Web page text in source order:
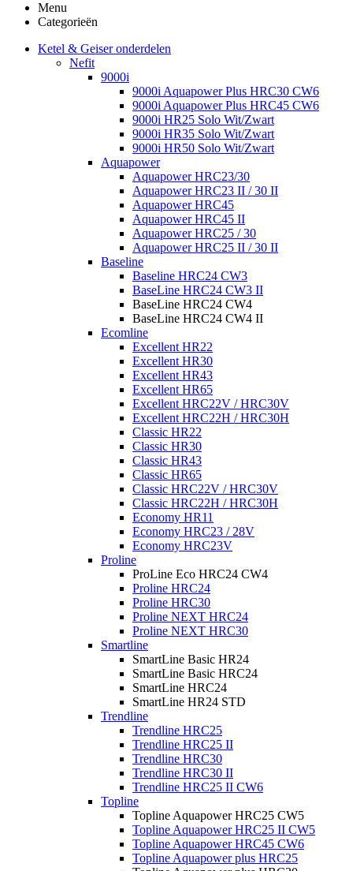
Menu
Categorieën
Ketel & Geiser onderdelen
Nefit
9000i
9000i Aquapower Plus HRC30 CW6
9000i Aquapower Plus HRC45 CW6
9000i HR25 Solo Wit/Zwart
9000i HR35 Solo Wit/Zwart
9000i HR50 Solo Wit/Zwart
Aquapower
Aquapower HRC23/30
Aquapower HRC23 II / 30 II
Aquapower HRC45
Aquapower HRC45 II
Aquapower HRC25 / 30
Aquapower HRC25 II / 30 II
Baseline
Baseline HRC24 CW3
BaseLine HRC24 CW3 II
BaseLine HRC24 CW4
BaseLine HRC24 CW4 II
Ecomline
Excellent HR22
Excellent HR30
Excellent HR43
Excellent HR65
Excellent HRC22V / HRC30V
Excellent HRC22H / HRC30H
Classic HR22
Classic HR30
Classic HR43
Classic HR65
Classic HRC22V / HRC30V
Classic HRC22H / HRC30H
Economy HR11
Economy HRC23 / 28V
Economy HRC23V
Proline
ProLine Eco HRC24 CW4
Proline HRC24
Proline HRC30
Proline NEXT HRC24
Proline NEXT HRC30
Smartline
SmartLine Basic HR24
SmartLine Basic HRC24
SmartLine HRC24
SmartLine HR24 STD
Trendline
Trendline HRC25
Trendline HRC25 II
Trendline HRC30
Trendline HRC30 II
Trendline HRC25 II CW6
Topline
Topline Aquapower HRC25 CW5
Topline Aquapower HRC25 II CW5
Topline Aquapower HRC45 CW6
Topline Aquapower plus HRC25